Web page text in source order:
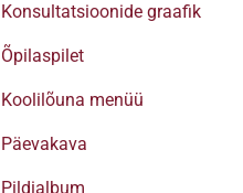
Konsultatsioonide graafik
Õpilaspilet
Koolilõuna menüü
Päevakava
Pildialbum